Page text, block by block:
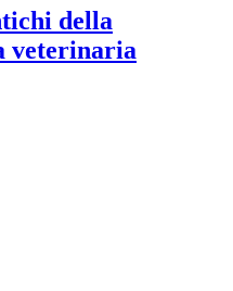
della
veterinaria